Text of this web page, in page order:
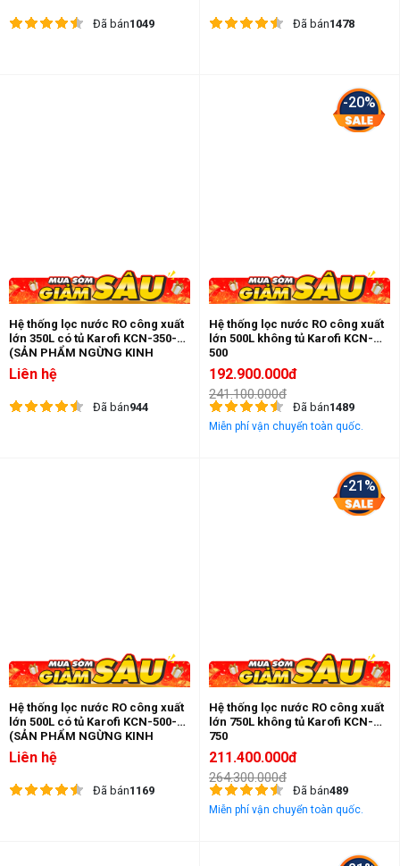
Đã bán1049 Đã bán1478
Hệ thống lọc nước RO công xuất
lớn 350L có tủ Karofi KCN-350-T
(SẢN PHẨM NGỪNG KINH
DOANH)
Liên hệ
Đã bán944
-20%
Hệ thống lọc nước RO công xuất
lớn 500L không tủ Karofi KCN-
500
192.900.000đ
241.100.000đ
Đã bán1489
Miễn phí vận chuyển toàn quốc.
Hệ thống lọc nước RO công xuất
lớn 500L có tủ Karofi KCN-500-T
(SẢN PHẨM NGỪNG KINH
DOANH)
Liên hệ
Đã bán1169
-21%
Hệ thống lọc nước RO công xuất
lớn 750L không tủ Karofi KCN-
750
211.400.000đ
264.300.000đ
Đã bán489
Miễn phí vận chuyển toàn quốc.